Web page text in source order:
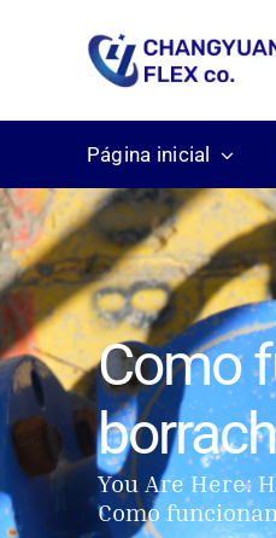
content
Página inicial
Como
You Are Here:
Como